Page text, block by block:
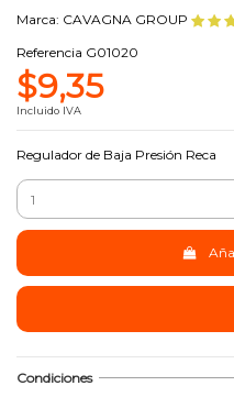
Marca: CAVAGNA GROUP
Referencia G01020
$9,35
Incluido IVA
Regulador de Baja Presión Reca
Condiciones